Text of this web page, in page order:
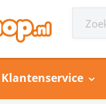
Klantenservice